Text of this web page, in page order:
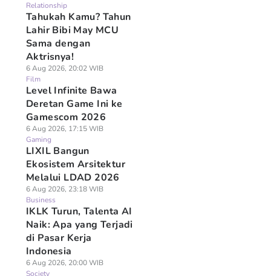
Relationship
Tahukah Kamu? Tahun
Lahir Bibi May MCU
Sama dengan
Aktrisnya!
6 Aug 2026, 20:02 WIB
Film
Level Infinite Bawa
Deretan Game Ini ke
Gamescom 2026
6 Aug 2026, 17:15 WIB
Gaming
LIXIL Bangun
Ekosistem Arsitektur
Melalui LDAD 2026
6 Aug 2026, 23:18 WIB
Business
IKLK Turun, Talenta AI
Naik: Apa yang Terjadi
di Pasar Kerja
Indonesia
6 Aug 2026, 20:00 WIB
Society